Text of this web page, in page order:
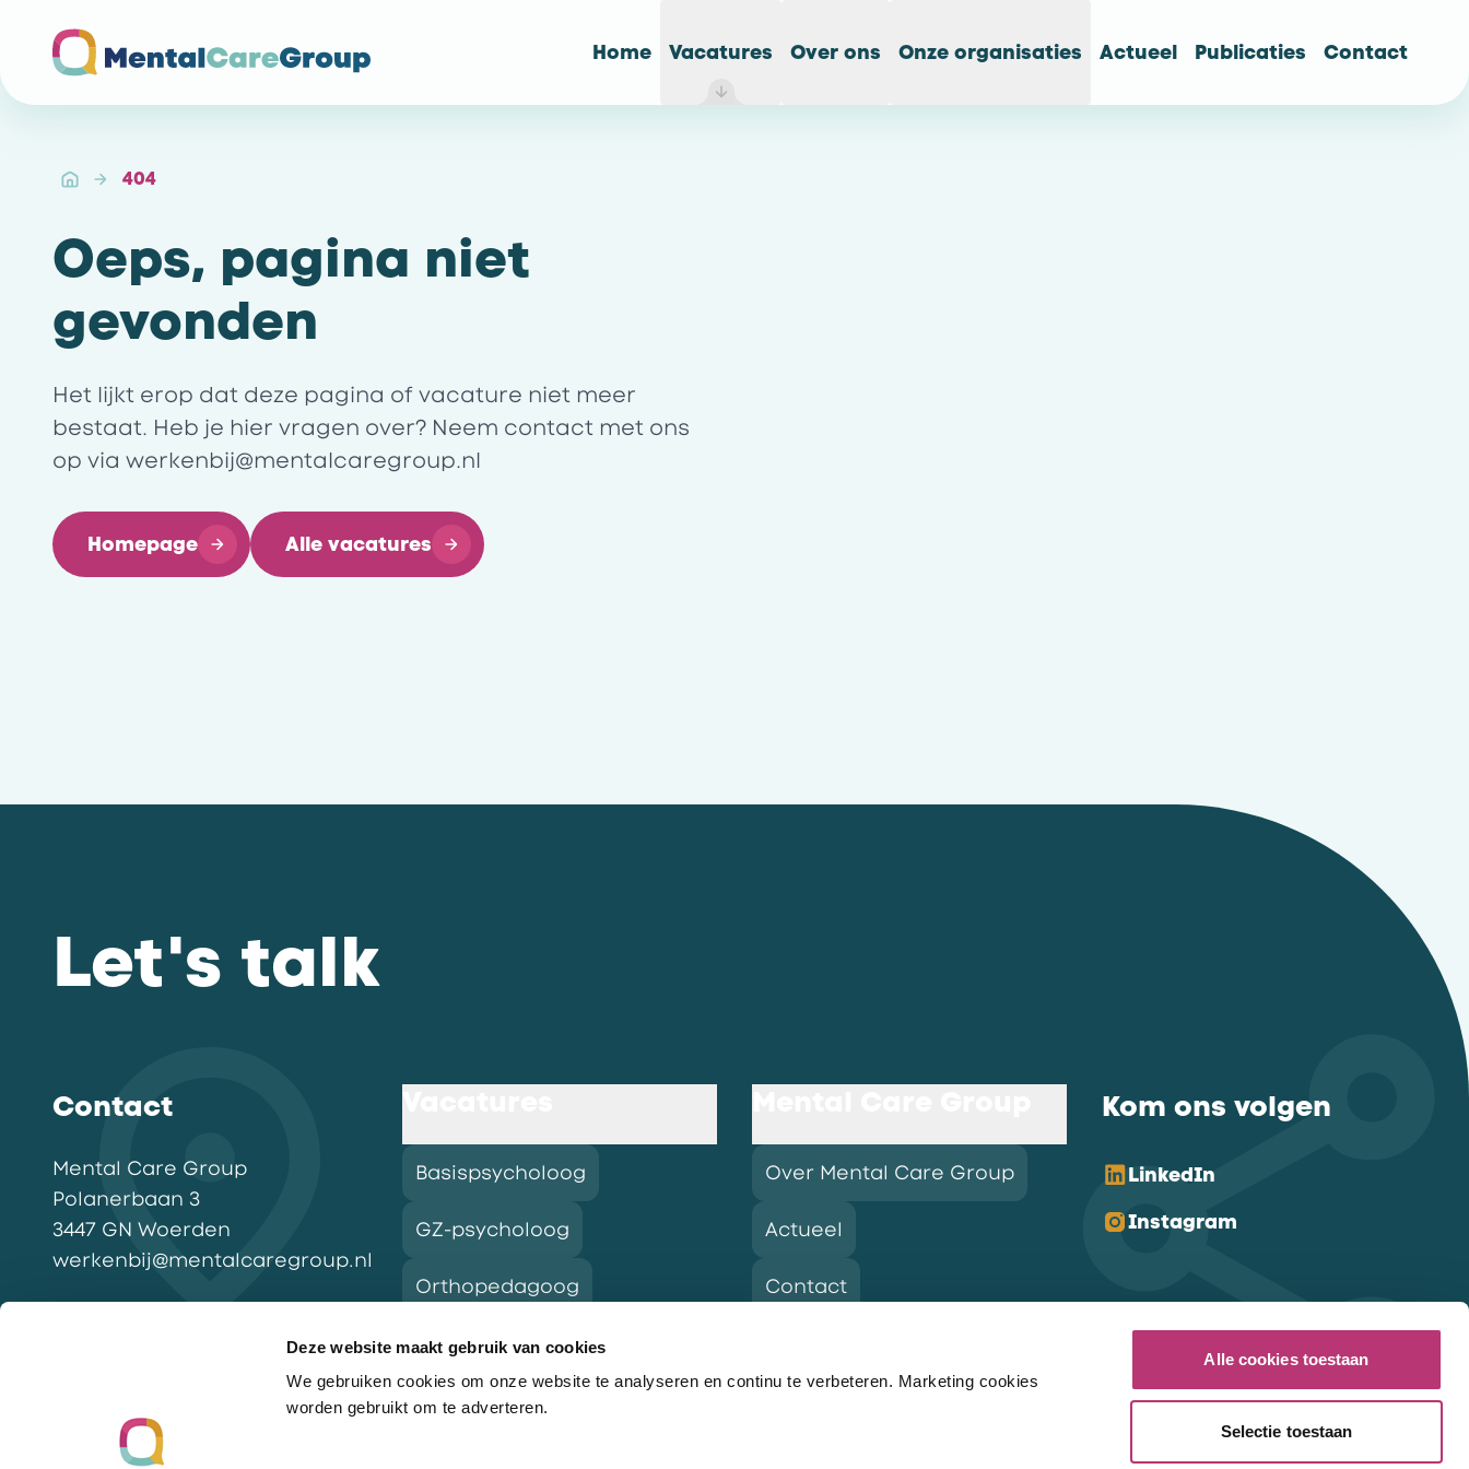
Deze website maakt gebruik van cookies
We gebruiken cookies om onze website te analyseren en continu te verbeteren. Marketing cookies
worden gebruikt om te adverteren.
Alle cookies toestaan
Selectie toestaan
Home Vacatures Over ons Onze organisaties Actueel Publicaties Contact
404
Oeps, pagina niet
gevonden
Het lijkt erop dat deze pagina of vacature niet meer
bestaat. Heb je hier vragen over? Neem contact met ons
op via werkenbij@mentalcaregroup.nl
Homepage Alle vacatures
Let's talk
Contact
Mental Care Group
Polanerbaan 3
3447 GN Woerden
werkenbij@mentalcaregroup.nl
Basispsycholoog
GZ-psycholoog
Orthopedagoog
Over Mental Care Group
Actueel
Contact
Kom ons volgen
LinkedIn
Instagram
Ga naar de homepagina
Vacatures